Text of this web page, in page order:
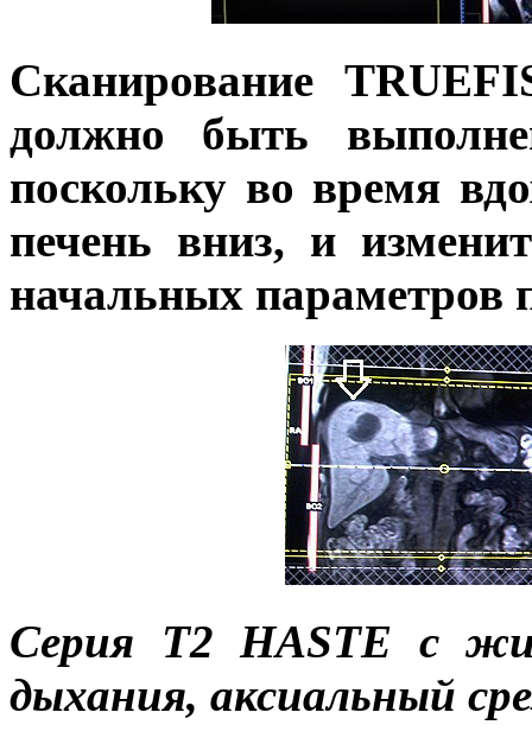
Сканирование
должно быть
поскольку во время
печень вниз, и
начальных параметров
Серия Т2 HASTE с
дыхания, аксиальный